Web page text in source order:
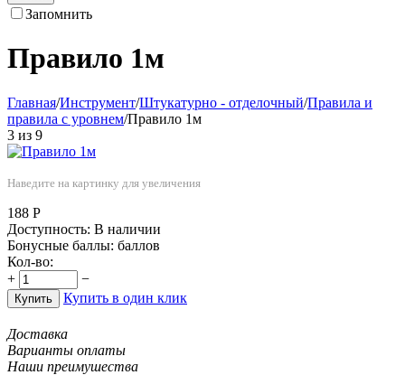
Запомнить
Правило 1м
Главная/Инструмент/Штукатурно - отделочный/Правила и
правила с уровнем/Правило 1м
3 из 9
Наведите на картинку для увеличения
188 Р
Доступность: В наличии
Бонусные баллы: баллов
Кол-во:
+
−
Купить Купить в один клик
Доставка
Варианты оплаты
Наши преимушества